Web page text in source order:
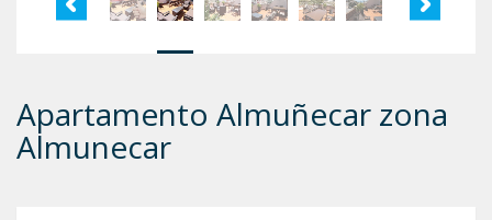
Apartamento Almuñecar zona
Almunecar